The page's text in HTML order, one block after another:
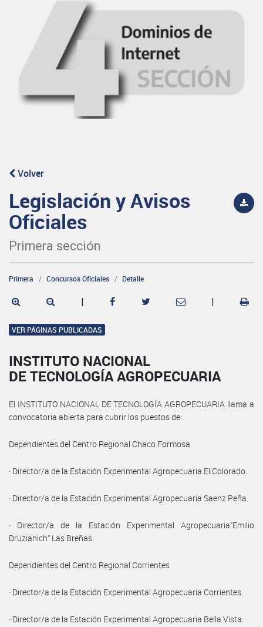
Volver
Legislación y Avisos
Oficiales
Primera sección
Primera Concursos Oficiales Detalle
| |
VER PÁGINAS PUBLICADAS
INSTITUTO NACIONAL
DE TECNOLOGÍA AGROPECUARIA
El INSTITUTO NACIONAL DE TECNOLOGÍA AGROPECUARIA llama a
convocatoria abierta para cubrir los puestos de:
Dependientes del Centro Regional Chaco Formosa
· Director/a de la Estación Experimental Agropecuaria El Colorado.
· Director/a de la Estación Experimental Agropecuaria Saenz Peña.
· Director/a de la Estación Experimental Agropecuaria”Emilio
Druzianich” Las Breñas.
Dependientes del Centro Regional Corrientes
· Director/a de la Estación Experimental Agropecuaria Corrientes.
· Director/a de la Estación Experimental Agropecuaria Bella Vista.